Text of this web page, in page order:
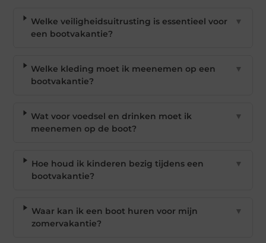
Welke veiligheidsuitrusting is essentieel voor
een bootvakantie?
▼
Welke kleding moet ik meenemen op een
bootvakantie?
▼
Wat voor voedsel en drinken moet ik
meenemen op de boot?
▼
Hoe houd ik kinderen bezig tijdens een
bootvakantie?
▼
Waar kan ik een boot huren voor mijn
zomervakantie?
▼